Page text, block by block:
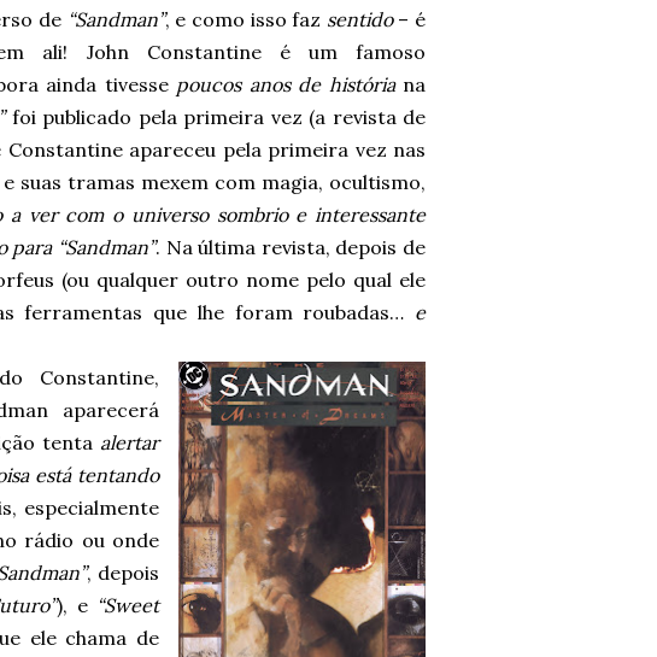
de “Sandman”, e como isso faz sentido– é
ali! John Constantine é um famoso
ainda tivesse poucos anos de históriana
foi publicado pela primeira vez (a revista de
Constantine apareceu pela primeira vez nas
e suas tramas mexem com magia, ocultismo,
a ver com o universo sombrio e interessante
“Sandman”. Na última revista, depois de
(ou qualquer outro nome pelo qual ele
ferramentas que lhe foram roubadas… e
Constantine,
aparecerá
tenta alertar
está tentando
especialmente
rádio ou onde
, depois
), e “Sweet
ele chama de